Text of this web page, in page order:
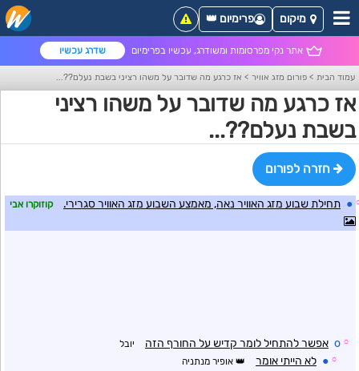
אתר נקי מפרסומות ומשודרג, עכשיו בפרימיום שדרג עכשיו
מיקום פרימיום 👑
עמוד הבית > פורום מזג אוויר > אז כרגע מה שדובר על משהו רציני בשבת נעלם??...
אז כרגע מה שדובר על משהו רציני
בשבת נעלם??...
חזרה לפורום
● תחילת שבוע מזג האוויר נאה, מאמצע השבוע מזג האוויר סגרירי. קוזוקרו אבי
☼
o אפשר להתחיל לומר קדיש על החורף הזה יובל
☼
● לא הייתי אומר אופיר מנתניה